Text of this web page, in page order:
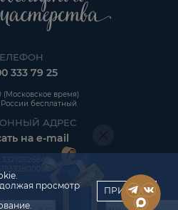
333 79 25
(Московское время)
бесплатный
АДРЕС
на e-mail
просмотр
ПРИНЯТЬ